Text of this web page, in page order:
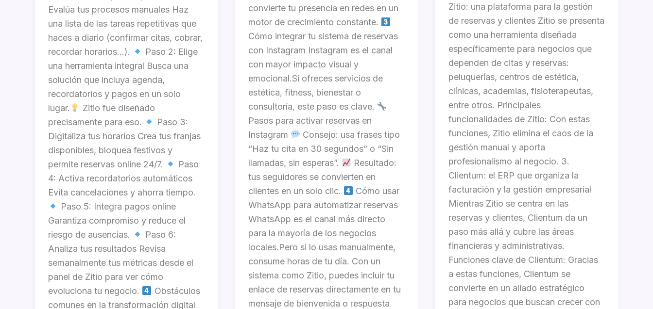
Evalúa tus procesos manuales Haz
una lista de las tareas repetitivas que
haces a diario (confirmar citas, cobrar,
recordar horarios…).
Paso 2: Elige
una herramienta integral Busca una
solución que incluya agenda,
recordatorios y pagos en un solo
lugar.
Zitio fue diseñado
precisamente para eso.
Paso 3:
Digitaliza tus horarios Crea tus franjas
disponibles, bloquea festivos y
permite reservas online 24/7.
Paso
4: Activa recordatorios automáticos
Evita cancelaciones y ahorra tiempo.
Paso 5: Integra pagos online
Garantiza compromiso y reduce el
riesgo de ausencias.
Paso 6:
Analiza tus resultados Revisa
semanalmente tus métricas desde el
panel de Zitio para ver cómo
evoluciona tu negocio.
Obstáculos
comunes en la transformación digital
convierte tu presencia en redes en un
motor de crecimiento constante.
Cómo integrar tu sistema de reservas
con Instagram Instagram es el canal
con mayor impacto visual y
emocional.Si ofreces servicios de
estética, fitness, bienestar o
consultoría, este paso es clave.
Pasos para activar reservas en
Instagram
Consejo: usa frases tipo
“Haz tu cita en 30 segundos” o “Sin
llamadas, sin esperas”.
Resultado:
tus seguidores se convierten en
clientes en un solo clic.
Cómo usar
WhatsApp para automatizar reservas
WhatsApp es el canal más directo
para la mayoría de los negocios
locales.Pero si lo usas manualmente,
consume horas de tu día. Con un
sistema como Zitio, puedes incluir tu
enlace de reservas directamente en tu
mensaje de bienvenida o respuesta
Zitio: una plataforma para la gestión
de reservas y clientes Zitio se presenta
como una herramienta diseñada
específicamente para negocios que
dependen de citas y reservas:
peluquerías, centros de estética,
clínicas, academias, fisioterapeutas,
entre otros. Principales
funcionalidades de Zitio: Con estas
funciones, Zitio elimina el caos de la
gestión manual y aporta
profesionalismo al negocio. 3.
Clientum: el ERP que organiza la
facturación y la gestión empresarial
Mientras Zitio se centra en las
reservas y clientes, Clientum da un
paso más allá y cubre las áreas
financieras y administrativas.
Funciones clave de Clientum: Gracias
a estas funciones, Clientum se
convierte en un aliado estratégico
para negocios que buscan crecer con